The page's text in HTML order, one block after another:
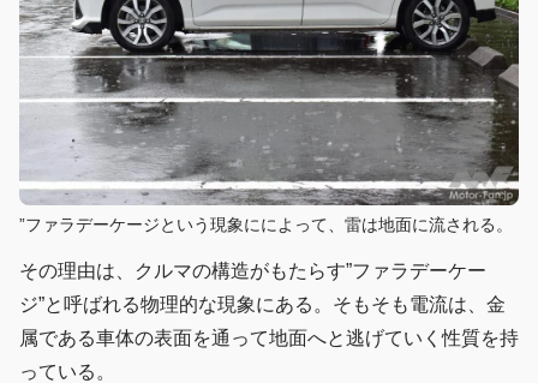
”ファラデーケージという現象にによって、雷は地面に流される。
その理由は、クルマの構造がもたらす”ファラデーケー
ジ”と呼ばれる物理的な現象にある。そもそも電流は、金
属である車体の表面を通って地面へと逃げていく性質を持
っている。